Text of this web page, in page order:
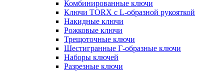
Комбинированные ключи
Ключи TORX с L-образной рукояткой
Накидные ключи
Рожковые ключи
Трещоточные ключи
Шестигранные Г-образные ключи
Наборы ключей
Разрезные ключи